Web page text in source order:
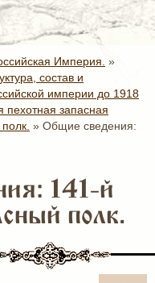
Империя. »
состав и
империи до 1918
пехотная запасная
» Общие сведения:
141-й
полк.